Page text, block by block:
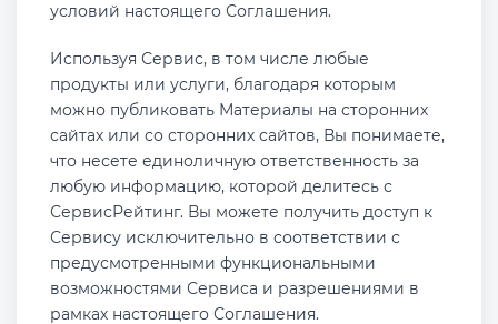
условий настоящего Соглашения.
Используя Сервис, в том числе любые
продукты или услуги, благодаря которым
можно публиковать Материалы на сторонних
сайтах или со сторонних сайтов, Вы понимаете,
что несете единоличную ответственность за
любую информацию, которой делитесь с
СервисРейтинг. Вы можете получить доступ к
Сервису исключительно в соответствии с
предусмотренными функциональными
возможностями Сервиса и разрешениями в
рамках настоящего Соглашения.